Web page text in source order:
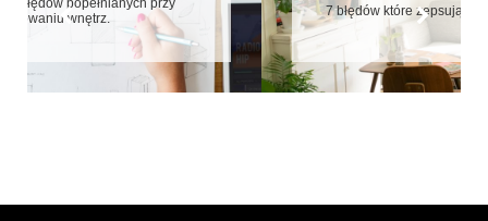
7 błędów które zepsują aranżację małych mieszkań